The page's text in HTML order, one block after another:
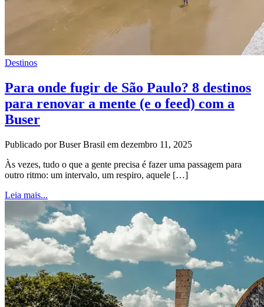
Destinos
Para onde fugir de São Paulo? 8 destinos
para renovar a mente (e o feed) com a
Buser
Publicado por Buser Brasil em dezembro 11, 2025
Às vezes, tudo o que a gente precisa é fazer uma passagem para
outro ritmo: um intervalo, um respiro, aquele […]
Leia mais...